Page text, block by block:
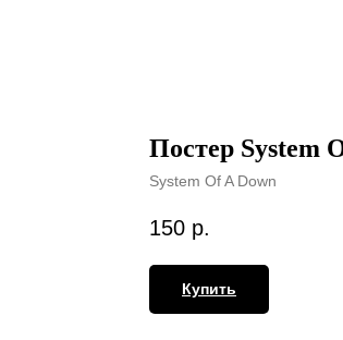
Постер System
System Of A Down
150 р.
Купить